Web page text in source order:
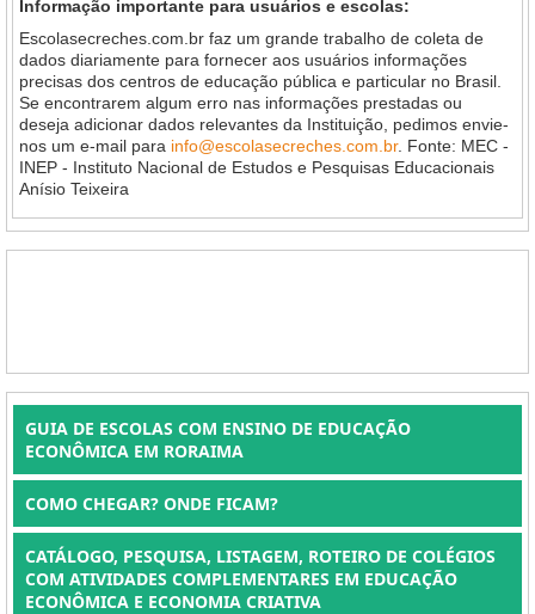
Informação importante para usuários e escolas:
Escolasecreches.com.br faz um grande trabalho de coleta de
dados diariamente para fornecer aos usuários informações
precisas dos centros de educação pública e particular no Brasil.
Se encontrarem algum erro nas informações prestadas ou
deseja adicionar dados relevantes da Instituição, pedimos envie-
nos um e-mail para info@escolasecreches.com.br. Fonte: MEC -
INEP - Instituto Nacional de Estudos e Pesquisas Educacionais
Anísio Teixeira
GUIA DE ESCOLAS COM ENSINO DE EDUCAÇÃO
ECONÔMICA EM RORAIMA
COMO CHEGAR? ONDE FICAM?
CATÁLOGO, PESQUISA, LISTAGEM, ROTEIRO DE COLÉGIOS
COM ATIVIDADES COMPLEMENTARES EM EDUCAÇÃO
ECONÔMICA E ECONOMIA CRIATIVA